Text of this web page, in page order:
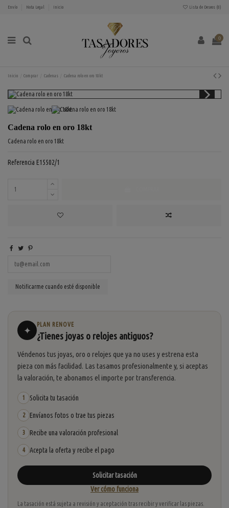
Envío Nota Legal Inicio Lista de Deseos (0)
0
Inicio Comprar Cadenas Cadena rolo en oro 18kt
Cadena rolo en oro 18kt
Cadena rolo en oro 18kt
Referencia E15502/1
✦
PLAN RENOVE
¿Tienes joyas o relojes antiguos?
Véndenos tus joyas, oro o relojes que ya no uses y estrena esta
pieza con más facilidad. Las tasamos profesionalmente y, si aceptas
la valoración, te abonamos el importe por transferencia.
1 Solicita tu tasación
2 Envíanos fotos o trae tus piezas
3 Recibe una valoración profesional
4 Acepta la oferta y recibe el pago
Solicitar tasación
Ver cómo funciona
La tasación está sujeta a revisión y aceptación tras recibir y verificar las piezas.